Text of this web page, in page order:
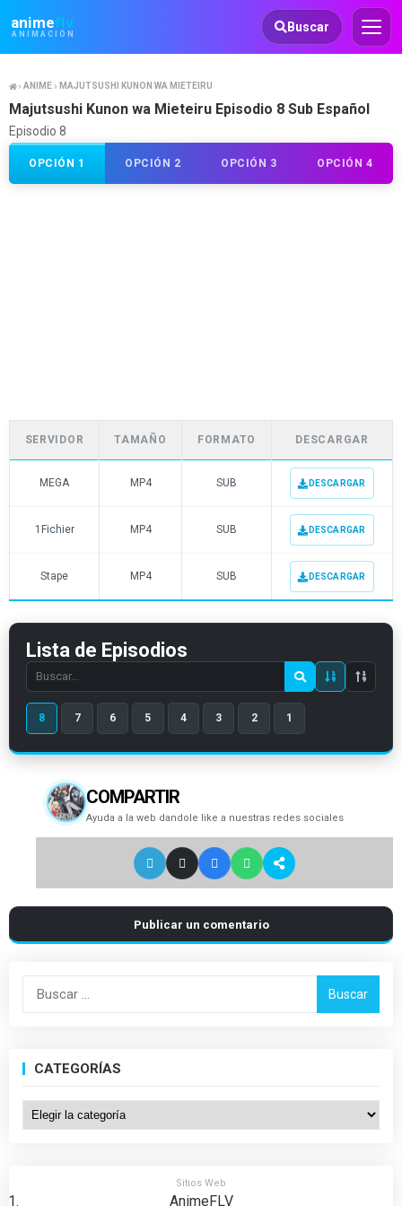
animeflv
ANIMACIÓN
Animeflv Buscar
ANIME MAJUTSUSHI KUNON WA MIETEIRU
Majutsushi Kunon wa Mieteiru Episodio 8 Sub Español
Episodio 8
OPCIÓN 1 OPCIÓN 2 OPCIÓN 3 OPCIÓN 4
SERVIDOR TAMAÑO FORMATO DESCARGAR
MEGA MP4 SUB DESCARGAR
1Fichier MP4 SUB DESCARGAR
Stape MP4 SUB DESCARGAR
Lista de Episodios
Search
episode
number
8 7 6 5 4 3 2 1
COMPARTIR
Ayuda a la web dandole like a nuestras redes sociales
Publicar un comentario
Buscar:
CATEGORÍAS
Categorías
Sitios Web
AnimeFLV